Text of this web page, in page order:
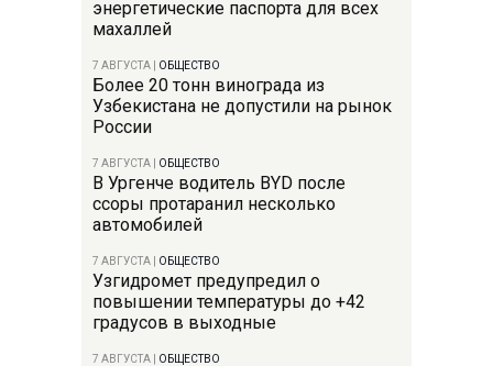
энергетические паспорта для всех
махаллей
7 АВГУСТА ОБЩЕСТВО
Более 20 тонн винограда из
Узбекистана не допустили на рынок
России
7 АВГУСТА ОБЩЕСТВО
В Ургенче водитель BYD после
ссоры протаранил несколько
автомобилей
7 АВГУСТА ОБЩЕСТВО
Узгидромет предупредил о
повышении температуры до +42
градусов в выходные
7 АВГУСТА ОБЩЕСТВО